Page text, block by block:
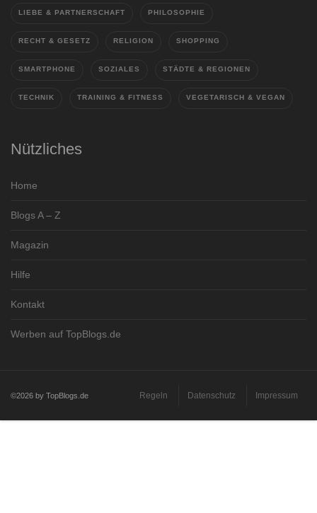
LIEBE & PARTNERSCHAFT PHILOSOPHIE
RECHT & GESETZ RELIGION SHOPPING
SMARTPHONE SOZIALES STÄDTE & REGIONEN
TECHNIK TRAINING & FITNESS VEGETARISCH & VEGAN
Nützliches
Home
Blogs A – Z
Magazin
Hilfe
Kontakt
Werben auf TopBlogs.de
©2026 by TopBlogs.de Regeln Datenschutz Impressum